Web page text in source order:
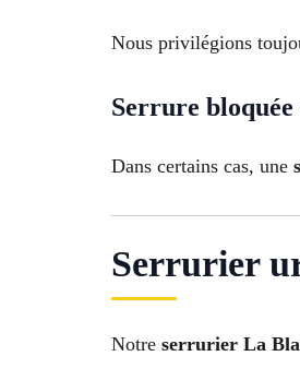
Nous privilégions
Serrure bloquée
Dans certains cas, une
Serrurier
Notre serrurier La